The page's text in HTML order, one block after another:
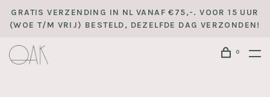
GRATIS VERZENDING IN NL VANAF €75,-. VOOR 15 UUR
(WOE T/M VRIJ) BESTELD, DEZELFDE DAG VERZONDEN!
0